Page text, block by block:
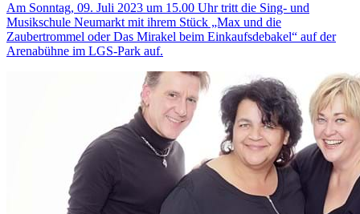
Am Sonntag, 09. Juli 2023 um 15.00 Uhr tritt die Sing- und
Musikschule Neumarkt mit ihrem Stück „Max und die
Zaubertrommel oder Das Mirakel beim Einkaufsdebakel“ auf der
Arenabühne im LGS-Park auf.